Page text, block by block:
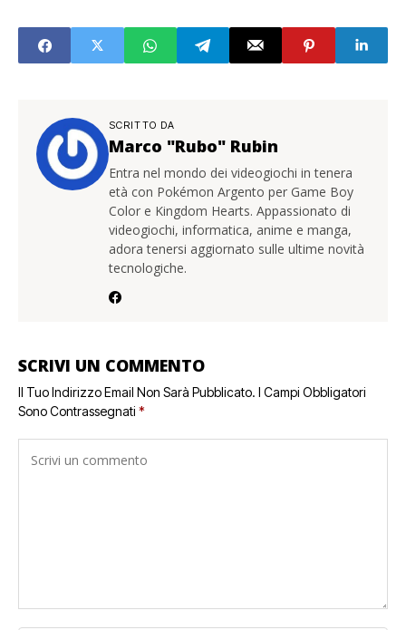
SCRITTO DA
Marco "Rubo" Rubin
Entra nel mondo dei videogiochi in tenera
età con Pokémon Argento per Game Boy
Color e Kingdom Hearts. Appassionato di
videogiochi, informatica, anime e manga,
adora tenersi aggiornato sulle ultime novità
tecnologiche.
SCRIVI UN COMMENTO
Il Tuo Indirizzo Email Non Sarà Pubblicato. I Campi Obbligatori
Sono Contrassegnati *